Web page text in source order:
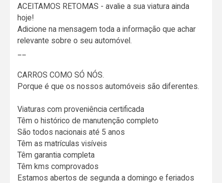
ACEITAMOS RETOMAS - avalie a sua viatura ainda
hoje!
Adicione na mensagem toda a informação que achar
relevante sobre o seu automóvel.
CARROS COMO SÓ NÓS.
Porque é que os nossos automóveis são diferentes.
Viaturas com proveniência certificada
Têm o histórico de manutenção completo
São todos nacionais até 5 anos
Têm as matrículas visíveis
Têm garantia completa
Têm kms comprovados
Estamos abertos de segunda a domingo e feriados